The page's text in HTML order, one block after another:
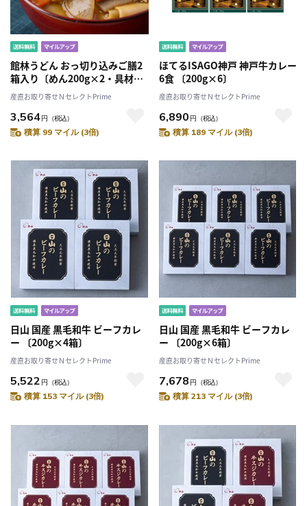
館林うどん おっ切り込みご膳2
箱入り〔めん200g×2・具材
300g×2・つゆ80g・カレース
ープ60g〕
産直お取り寄せＮセレクトPrime
3,564円 （税込）
積算 99 マイル (3倍)
ほてるISAGO神戸 神戸牛カレー
6食 〔200g×6〕
産直お取り寄せＮセレクトPrime
6,890 円 （税込）
積算 189 マイル (3倍)
日山 国産 黒毛和牛 ビーフカレ
ー 〔200g×4箱〕
産直お取り寄せＮセレクトPrime
5,522 円 （税込）
積算 153 マイル (3倍)
日山 国産 黒毛和牛 ビーフカレ
ー 〔200g×6箱〕
産直お取り寄せＮセレクトPrime
7,678 円 （税込）
積算 213 マイル (3倍)